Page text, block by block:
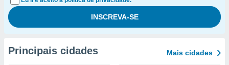
Principais cidades Mais cidades